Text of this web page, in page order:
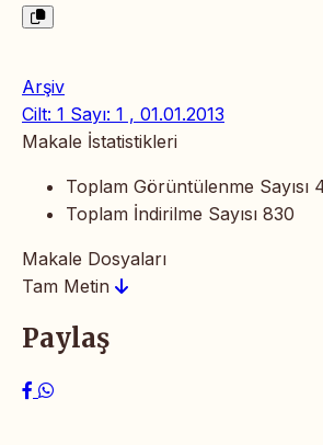
Arşiv
Cilt: 1 Sayı: 1 , 01.01.2013
Makale İstatistikleri
Toplam Görüntülenme Sayısı
Toplam İndirilme Sayısı 830
Makale Dosyaları
Tam Metin
Paylaş